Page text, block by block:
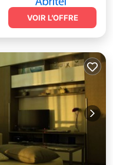
VOIR L’OFFRE